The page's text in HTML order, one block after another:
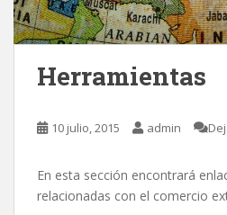
Herramientas
10 julio, 2015 admin
En esta sección encontrará
relacionadas con el comercio